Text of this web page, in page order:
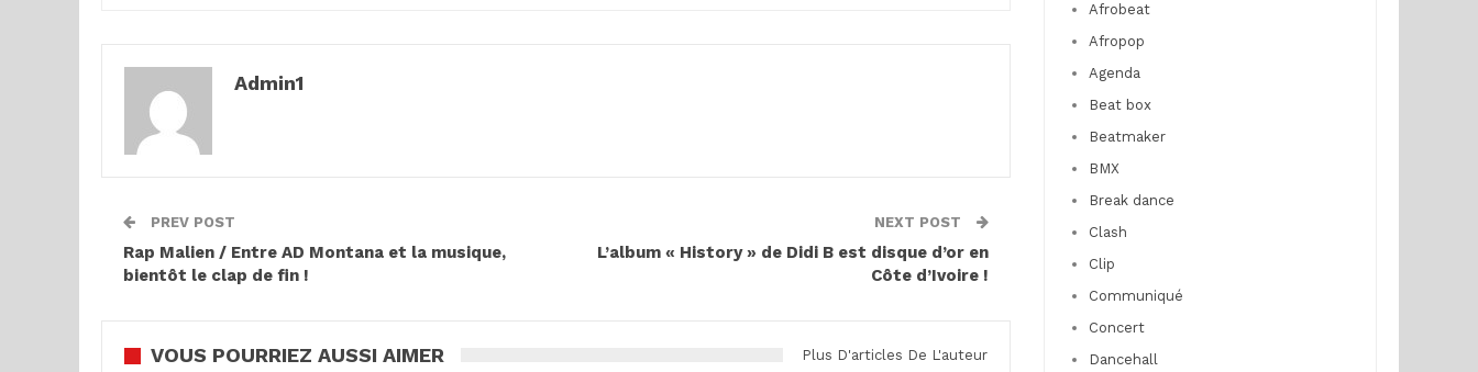
Admin1
PREV POST
Rap Malien / Entre AD Montana et la musique,
bientôt le clap de fin !
NEXT POST
L’album « History » de Didi B est disque d’or en
Côte d’Ivoire !
VOUS POURRIEZ AUSSI AIMER Plus D'articles De L'auteur
Afrobeat
Afropop
Agenda
Beat box
Beatmaker
BMX
Break dance
Clash
Clip
Communiqué
Concert
Dancehall